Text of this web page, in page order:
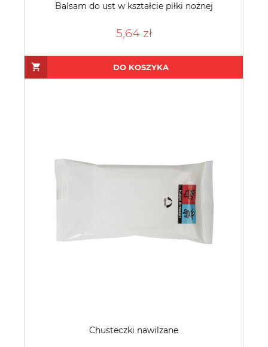
Balsam do ust w kształcie piłki nożnej
5,64 zł
DO KOSZYKA
Chusteczki nawilżane